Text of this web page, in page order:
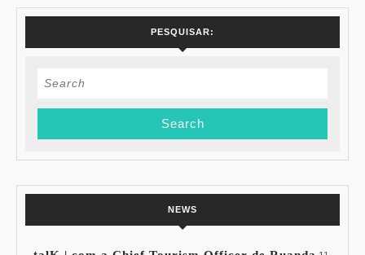
PESQUISAR:
Search
NEWS